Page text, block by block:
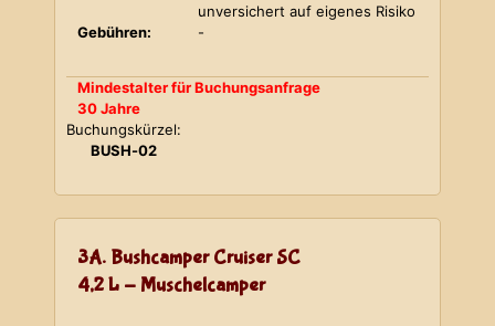
unversichert auf eigenes Risiko
Gebühren:
-
Mindestalter für Buchungsanfrage
30 Jahre
Buchungskürzel:
BUSH-02
3A. Bushcamper Cruiser SC
4,2 L - Muschelcamper